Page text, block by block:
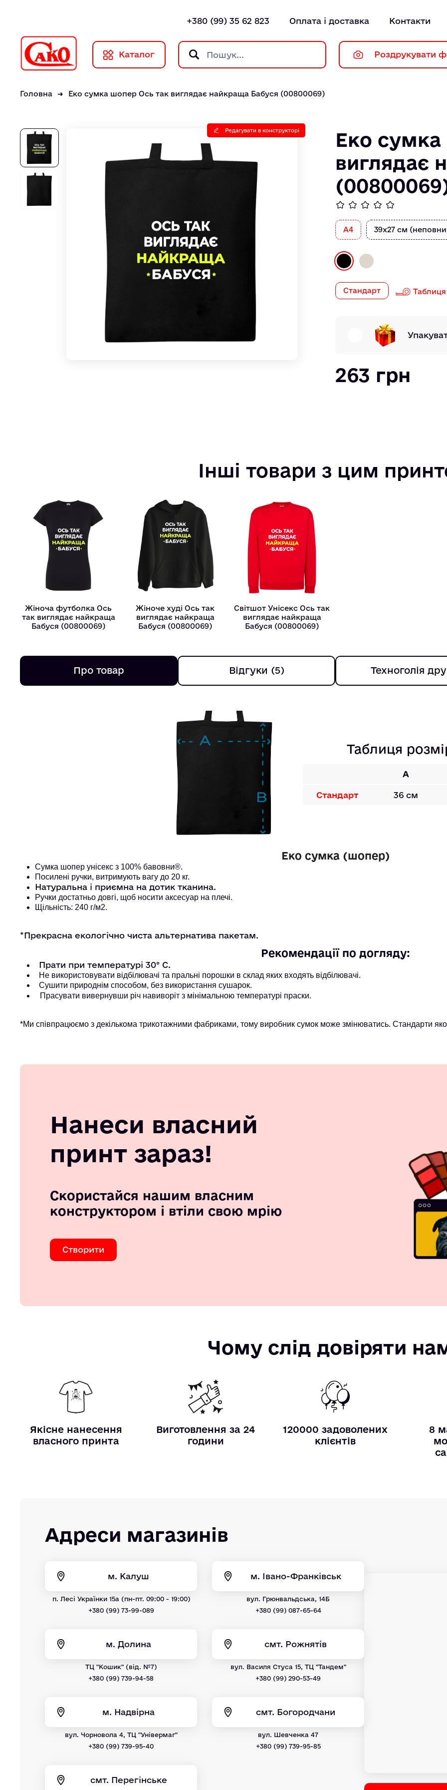
+380 (99) 35 62 823 Оплата і доставка Контакти
Каталог Роздрукувати
Головна Еко сумка шопер Ось так виглядає найкраща Бабуся (00800069)
Редагувати в конструкторі
Еко
виглядає
A4 39х27 см
Стандарт Таблиця
263 грн
Інші товари з цим
Жіноча футболка Ось
так виглядає найкраща
Бабуся (00800069)
Жіноче худі Ось так
виглядає найкраща
Бабуся (00800069)
Світшот Унісекс Ось так
виглядає найкраща
Бабуся (00800069)
Про товар Відгуки (5) Техноголія
Таблиця
A
Стандарт 36 см
Еко сумка (шопер)
Сумка шопер унісекс з 100% бавовни®.
Посилені ручки, витримують вагу до 20 кг.
Натуральна і приємна на дотик тканина.
Ручки достатньо довгі, щоб носити аксесуар на плечі.
Щільність: 240 г/м2.
*Прекрасна екологічно чиста альтернатива пакетам.
Рекомендації по догляду:
Прати при температурі 30° С.
Не використовувати відбілювачі та пральні порошки в склад яких входять відбілювачі.
Сушити природнім способом, без використання сушарок.
Прасувати вивернувши річ навиворіт з мінімальною температурі праски.
*Ми співпрацюємо з декількома трикотажними фабриками, тому виробник сумок може змінюватись. Стандарти
Нанеси власний
принт зараз!
Скористайся нашим власним
конструктором і втіли свою мрію
Створити
Чому слід довіряти
Якісне нанесення
власного принта
Виготовлення за 24
години
120000 задоволених
клієнтів
8
Адреси магазинів
м. Калуш
п. Лесі Українки 15а (пн-пт. 09:00 - 19:00)
+380 (99) 73-99-089
м. Івано-Франківськ
вул. Грюнвальдська, 14Б
+380 (99) 087-65-64
м. Долина
ТЦ "Кошик" (від. №7)
+380 (99) 739-94-58
смт. Рожнятів
вул. Василя Стуса 15, ТЦ "Тандем"
+380 (99) 290-53-49
м. Надвірна
вул. Чорновола 4, ТЦ "Універмаг"
+380 (99) 739-95-40
смт. Богородчани
вул. Шевченка 47
+380 (99) 739-95-85
смт. Перегінське